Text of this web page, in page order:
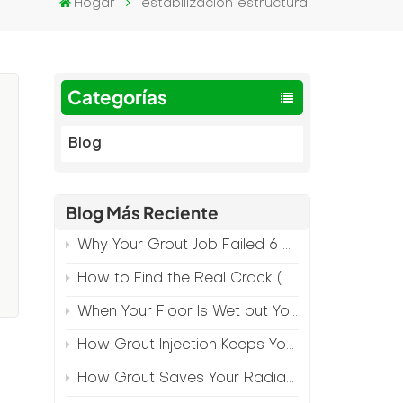
Hogar estabilización estructural
Categorías
Blog
Blog Más Reciente
Why Your Grout Job Failed 6 Months Later (And How to Prevent It)
How to Find the Real Crack (Because What You See Isn't Always the Source)
When Your Floor Is Wet but Your Crack Is Dry
How Grout Injection Keeps Your Retail Floors Looking Fresh
How Grout Saves Your Radiant Floor from Moisture Damage